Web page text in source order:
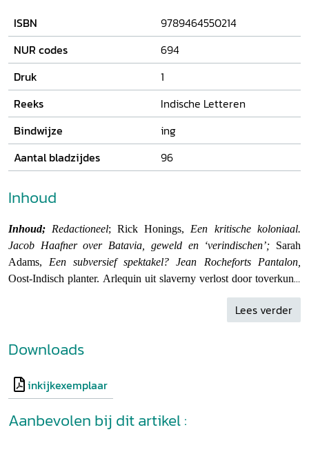
ISBN
9789464550214
NUR codes
694
Druk
1
Reeks
Indische Letteren
Bindwijze
ing
Aantal bladzijdes
96
Inhoud
Inhoud; Redactioneel; Rick Honings, Een kritische koloniaal.
Jacob Haafner over Batavia, geweld en ‘verindischen’; Sarah
Adams, Een subversief spektakel? Jean Rocheforts Pantalon,
Oost-Indisch planter. Arlequin uit slaverny verlost door toverkunst
Europese engelen in het fnuikende Indië.
De ongebundelde verhalen van Annie Foore;Frans-Willem
Suzanne Liem, Sylvia Pessireron en Maria Dermoût corpologisch
en de bundel
symposium 2022
Lees verder
Downloads
inkijkexemplaar
Aanbevolen bij dit artikel :